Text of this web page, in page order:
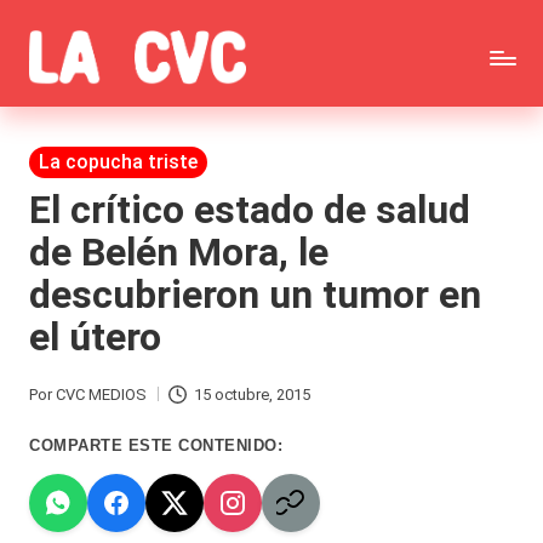
Saltar
al
contenido
C
o
p
u
c
h
a
s
y
F
ar
Todas
las
noticias
de
la
farándula,
Brava,
Gran
Publicada
en
La copucha triste
El crítico estado de salud
de Belén Mora, le
descubrieron un tumor en
el útero
Publicado
PorCVC MEDIOS 15 octubre, 2015
COMPARTE ESTE CONTENIDO: